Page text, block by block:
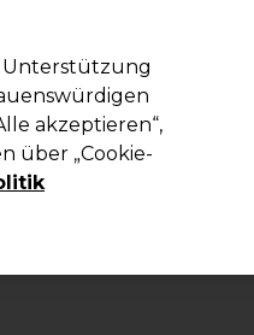
Inspiration Die Professional
Unterstützung
akzeptieren“,
über „Cookie-